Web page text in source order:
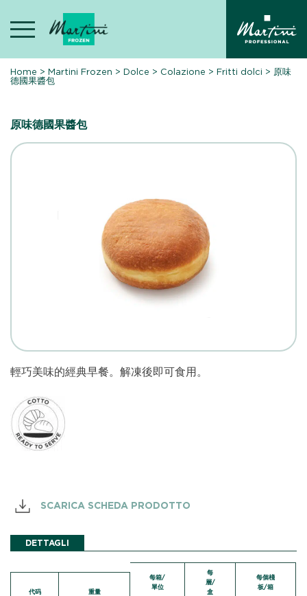
content
Home >Martini Frozen >Dolce > Colazione >Fritti dolci > 原味
德國果醬包
原味德國果醬包
輕巧美味的經典早餐。解凍後即可食用。
SCARICA SCHEDA PRODOTTO
DETTAGLI
代码 重量
每箱/
單位
每
層/
盒
每個棧
板/箱